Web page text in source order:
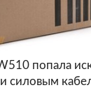
попала
силовым